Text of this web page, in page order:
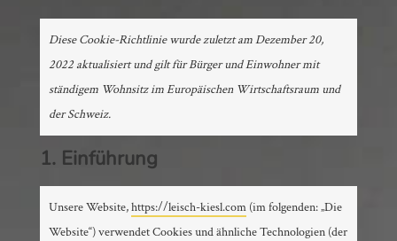
Diese Cookie-Richtlinie wurde zuletzt am Dezember 20,
2022 aktualisiert und gilt für Bürger und Einwohner mit
ständigem Wohnsitz im Europäischen Wirtschaftsraum und
der Schweiz.
1. Einführung
Unsere Website,https://leisch-kiesl.com(im folgenden: „Die
Website“) verwendet Cookies und ähnliche Technologien (der